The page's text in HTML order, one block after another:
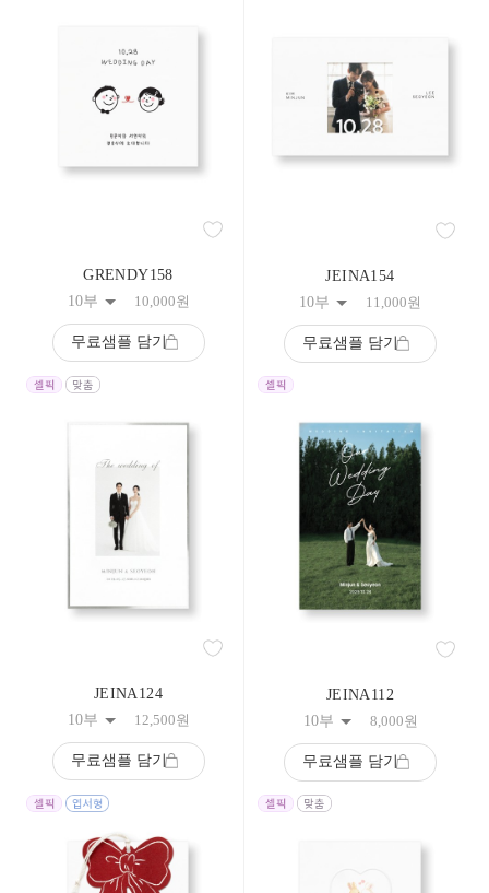
GRENDY158
10부
10,000원
무료샘플 담기
JEINA154
10부
11,000원
무료샘플 담기
JEINA124
10부
12,500원
무료샘플 담기
JEINA112
10부
8,000원
무료샘플 담기